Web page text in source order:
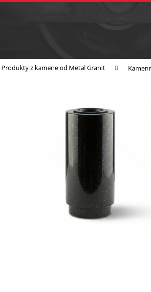
Produkty z kamene od Metal Granit
Doporučujeme